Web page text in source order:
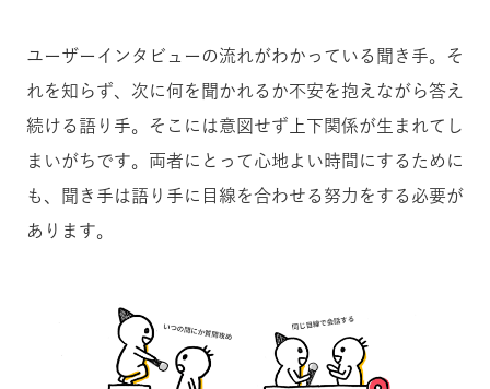
ユーザーインタビューの流れがわかっている聞き手。そ
れを知らず、次に何を聞かれるか不安を抱えながら答え
続ける語り手。そこには意図せず上下関係が生まれてし
まいがちです。両者にとって心地よい時間にするために
も、聞き手は語り手に目線を合わせる努力をする必要が
あります。